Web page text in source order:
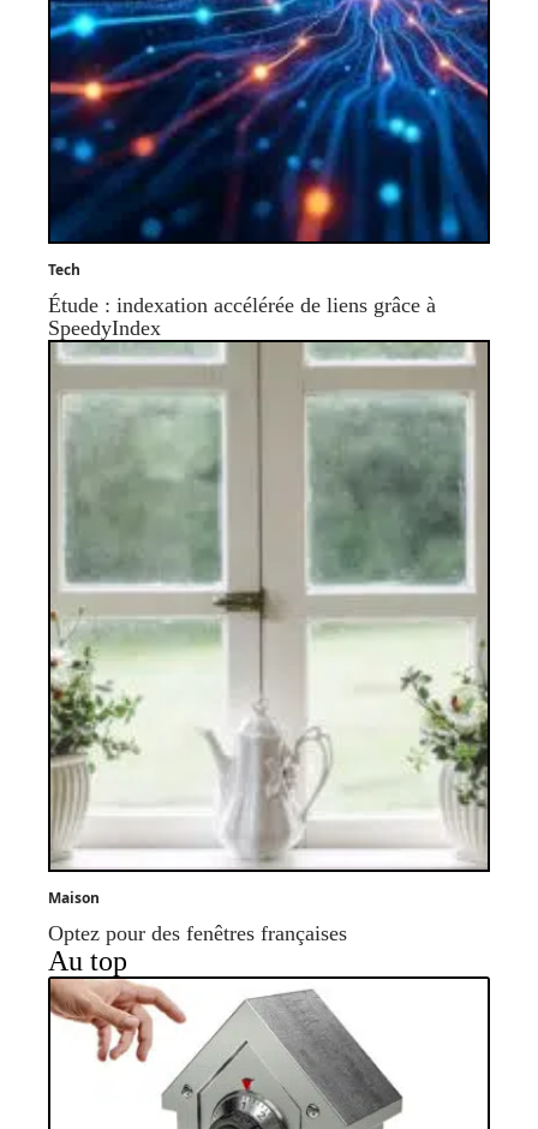
Tech
Étude : indexation accélérée de liens grâce à
SpeedyIndex
Maison
Optez pour des fenêtres françaises
Au top